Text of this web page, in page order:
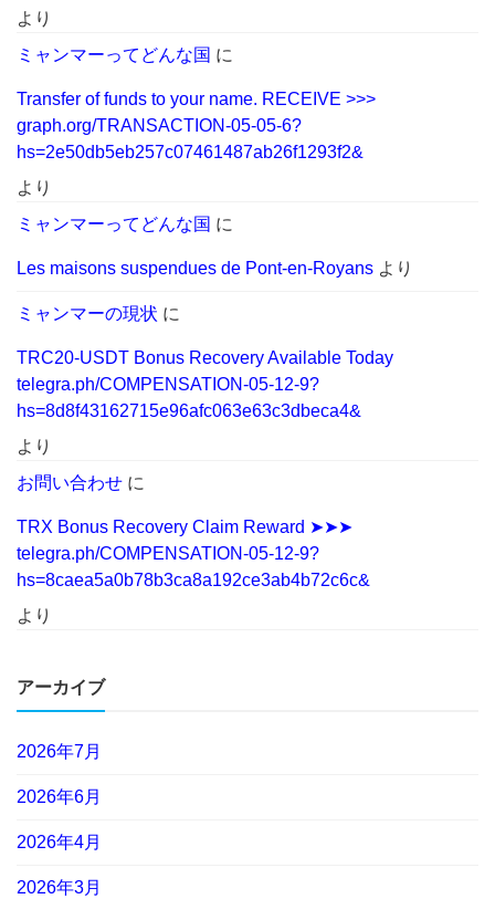
より
ミャンマーってどんな国 に
Transfer of funds to your name. RECEIVE >>>
graph.org/TRANSACTION-05-05-6?
hs=2e50db5eb257c07461487ab26f1293f2&
より
ミャンマーってどんな国 に
Les maisons suspendues de Pont-en-Royans より
ミャンマーの現状 に
TRC20-USDT Bonus Recovery Available Today
telegra.ph/COMPENSATION-05-12-9?
hs=8d8f43162715e96afc063e63c3dbeca4&
より
お問い合わせ に
TRX Bonus Recovery Claim Reward ➤➤➤
telegra.ph/COMPENSATION-05-12-9?
hs=8caea5a0b78b3ca8a192ce3ab4b72c6c&
より
アーカイブ
2026年7月
2026年6月
2026年4月
2026年3月